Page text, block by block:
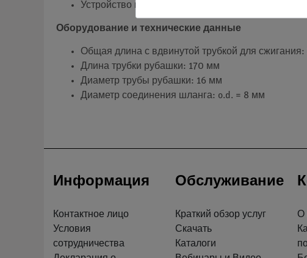
Устройство может быть настроено на любой тип
Оборудование и технические данные
Общая длина с вдвинутой трубкой для
Длина трубки рубашки: 170 мм
Диаметр трубы рубашки: 16 мм
Диаметр соединения шланга: o.d. = 8 мм
Информация
Контактное лицо
Условия
сотрудничества
Обслуживание
Краткий обзор услуг
Скачать
Каталоги
О